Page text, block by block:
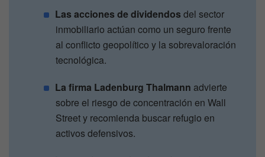
Las acciones de dividendos del sector
inmobiliario actúan como un seguro frente
al conflicto geopolítico y la sobrevaloración
tecnológica.
La firma Ladenburg Thalmann advierte
sobre el riesgo de concentración en Wall
Street y recomienda buscar refugio en
activos defensivos.